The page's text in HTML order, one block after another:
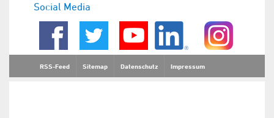
Social Media
RSS-Feed Sitemap Datenschutz Impressum